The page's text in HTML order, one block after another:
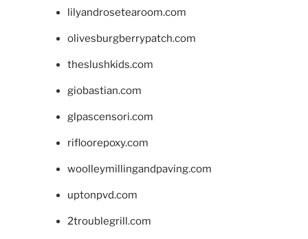
lilyandrosetearoom.com
olivesburgberrypatch.com
theslushkids.com
giobastian.com
glpascensori.com
rifloorepoxy.com
woolleymillingandpaving.com
uptonpvd.com
2troublegrill.com